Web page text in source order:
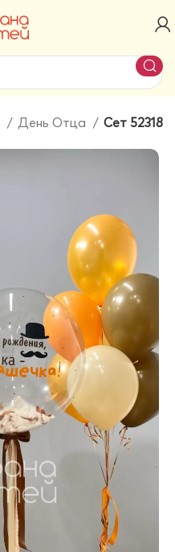
День Отца Сет 52318